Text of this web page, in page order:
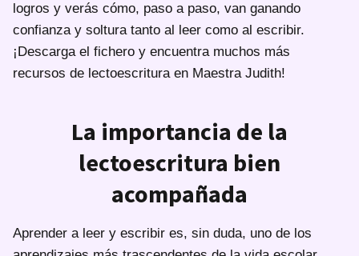
logros y verás cómo, paso a paso, van ganando
confianza y soltura tanto al leer como al escribir.
¡Descarga el fichero y encuentra muchos más
recursos de lectoescritura en Maestra Judith!
La importancia de la
lectoescritura bien
acompañada
Aprender a leer y escribir es, sin duda, uno de los